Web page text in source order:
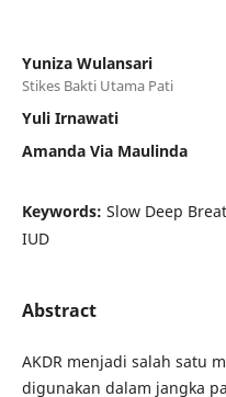
Yuniza Wulansari
Stikes Bakti Utama Pati
Yuli Irnawati
Amanda Via Maulinda
Keywords: Slow Deep
IUD
Abstract
AKDR menjadi salah satu
digunakan dalam jangka